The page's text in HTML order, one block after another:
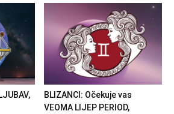
BLIZANCI: Očekuje vas
VEOMA LIJEP PERIOD,